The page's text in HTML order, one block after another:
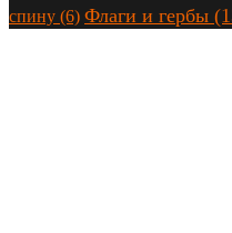
спину (6) Флаги и гербы